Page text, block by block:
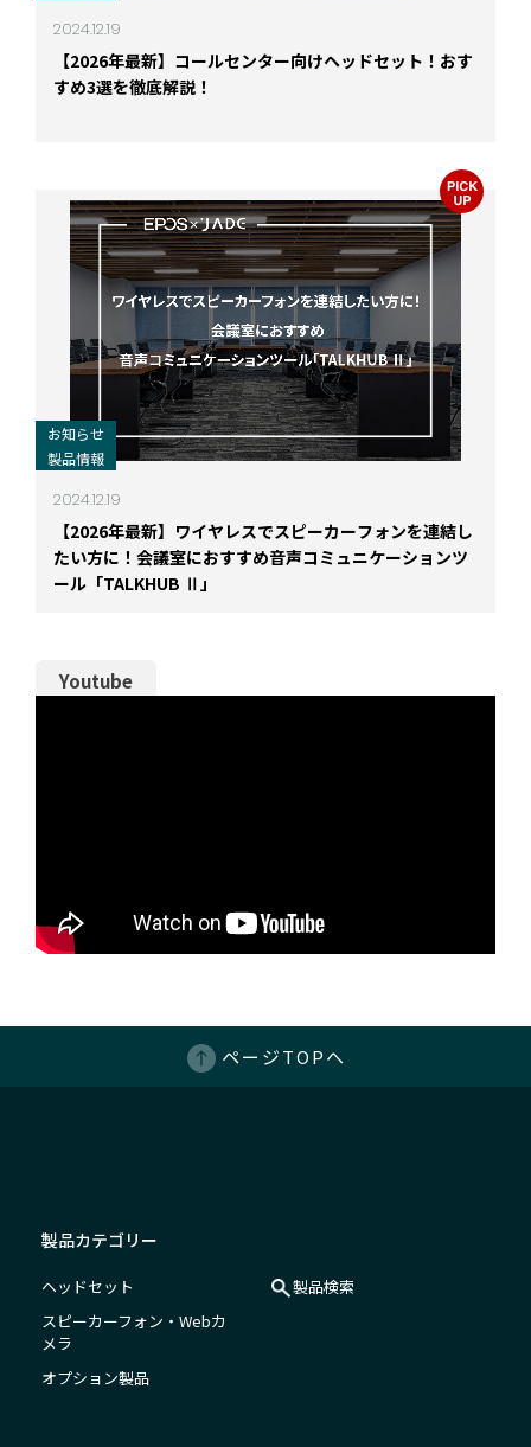
2024.12.19
【2026年最新】コールセンター向けヘッドセット！おす
すめ3選を徹底解説！
お知らせ
製品情報
2024.12.19
【2026年最新】ワイヤレスでスピーカーフォンを連結し
たい方に！会議室におすすめ音声コミュニケーションツ
ール「TALKHUB Ⅱ」
Youtube
ページTOPへ
製品カテゴリー
ヘッドセット
スピーカーフォン・Webカ
メラ
オプション製品
製品検索